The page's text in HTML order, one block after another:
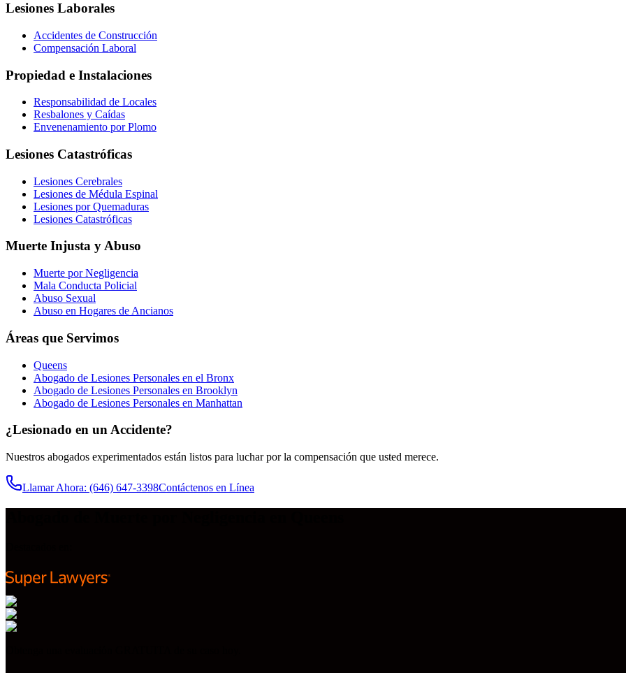
Lesiones Laborales
Accidentes de Construcción
Compensación Laboral
Propiedad e Instalaciones
Responsabilidad de Locales
Resbalones y Caídas
Envenenamiento por Plomo
Lesiones Catastróficas
Lesiones Cerebrales
Lesiones de Médula Espinal
Lesiones por Quemaduras
Lesiones Catastróficas
Muerte Injusta y Abuso
Muerte por Negligencia
Mala Conducta Policial
Abuso Sexual
Abuso en Hogares de Ancianos
Áreas que Servimos
Queens
Abogado de Lesiones Personales en el Bronx
Abogado de Lesiones Personales en Brooklyn
Abogado de Lesiones Personales en Manhattan
¿Lesionado en un Accidente?
Nuestros abogados experimentados están listos para luchar por la compensación que usted merece.
Llamar Ahora: (646) 647-3398Contáctenos en Línea